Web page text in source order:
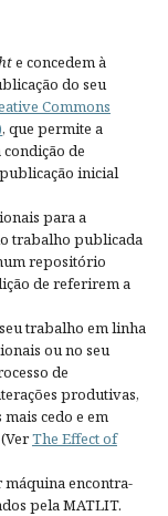
e concedem à
do seu
Commons
, que permite a
de
inicial
para a
trabalho publicada
repositório
de referirem a
trabalho em linha
ou no seu
de
produtivas,
cedo e em
The Effect of
máquina encontra-
pela MATLIT.